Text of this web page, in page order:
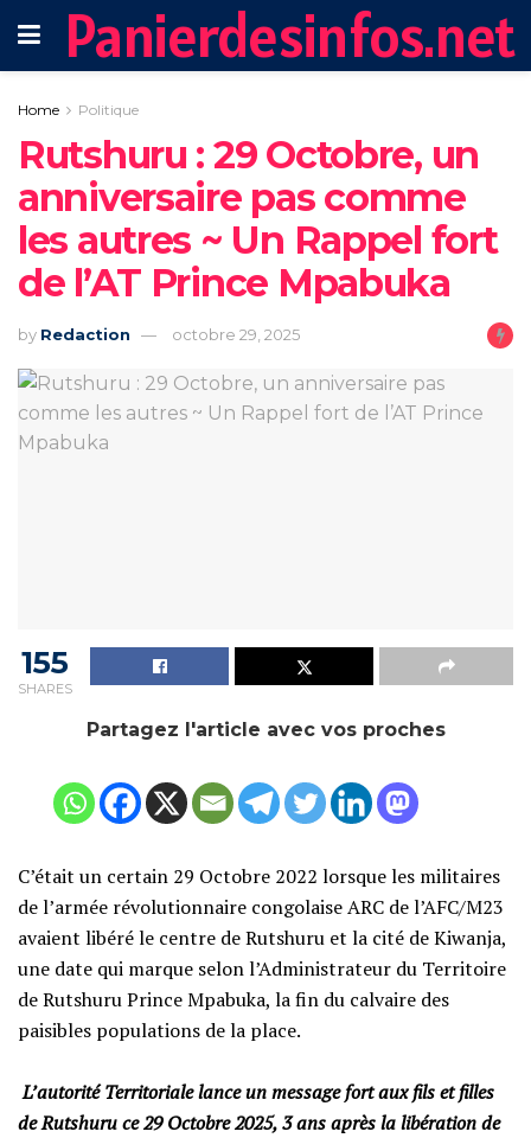
Panierdesinfos.net
Home Politique
Rutshuru : 29 Octobre, un
anniversaire pas comme
les autres ~ Un Rappel fort
de l’AT Prince Mpabuka
by Redaction octobre 29, 2025
155
SHARES
Partagez l'article avec vos proches
C’était un certain 29 Octobre 2022 lorsque les militaires
de l’armée révolutionnaire congolaise ARC de l’AFC/M23
avaient libéré le centre de Rutshuru et la cité de Kiwanja,
une date qui marque selon l’Administrateur du Territoire
de Rutshuru Prince Mpabuka, la fin du calvaire des
paisibles populations de la place.
‎L’autorité Territoriale lance un message fort aux fils et filles
de Rutshuru ce 29 Octobre 2025, 3 ans après la libération de